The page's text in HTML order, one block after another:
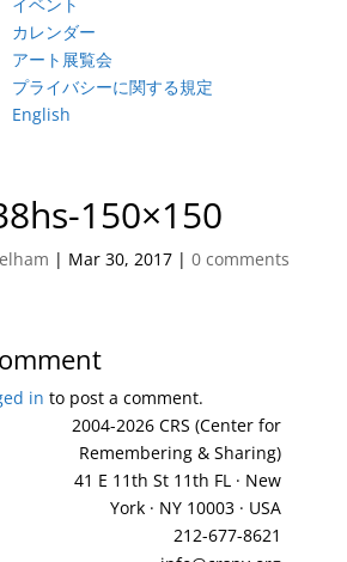
カレンダー
アート展覧会
プライバシーに関する規定
English
150×150
| Mar 30, 2017| 0 comments
in to post a comment.
2004-2026 CRS (Center for
Remembering & Sharing)
41 E 11th St 11th FL · New
York · NY 10003 · USA
212-677-8621